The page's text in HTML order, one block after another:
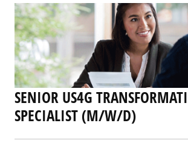
SENIOR US4G
SPECIALIST (M/W/D)